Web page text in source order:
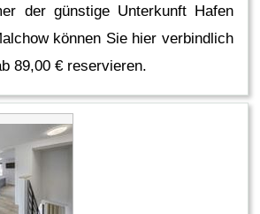
der günstige Unterkunft Hafen
können Sie hier verbindlich
89,00 € reservieren.